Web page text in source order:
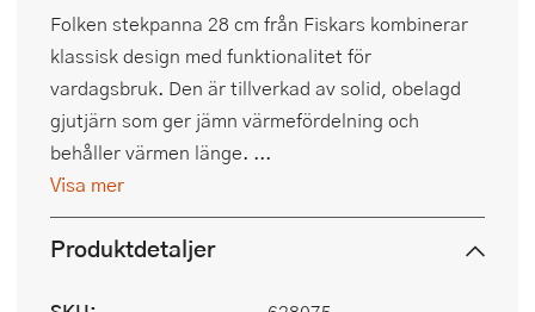
Folken stekpanna 28 cm från Fiskars kombinerar
klassisk design med funktionalitet för
vardagsbruk. Den är tillverkad av solid, obelagd
gjutjärn som ger jämn värmefördelning och
behåller värmen länge. ...
Visa mer
Produktdetaljer